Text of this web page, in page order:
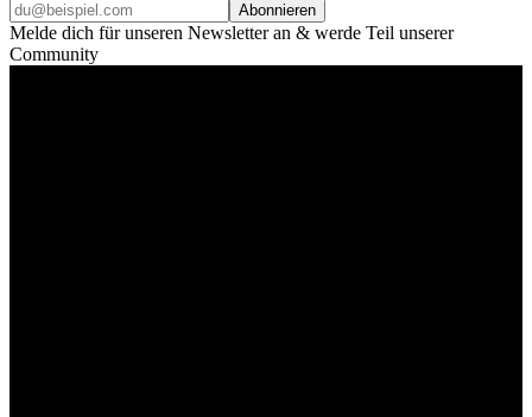
Abonnieren
Melde dich für unseren Newsletter an & werde Teil unserer
Community